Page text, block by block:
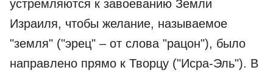
устремляются к завоеванию Земли
Израиля, чтобы желание, называемое
"земля" ("эрец" – от слова "рацон"), было
направлено прямо к Творцу ("Исра-Эль"). В